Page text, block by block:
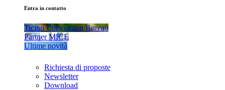
Entra in contatto
Ticino Convention Bureau
Partner MICE
Ultime novità
Richiesta di proposte
Newsletter
Download